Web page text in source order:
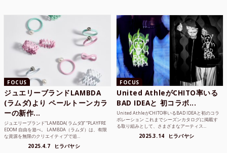
FOCUS
ジュエリーブランドLAMBDA
(ラムダ)より ペールトーンカラ
ーの新作...
ジュエリーブランド“LAMBDA( ラムダ))” “PLAYFRE
EDOM 自由を遊べ。 LAMBDA（ラムダ）は、有限
な資源を無限のクリエイティブで追...
2025.4.7 ヒラバヤシ
FOCUS
United AthleがCHITO率いる
BAD IDEAと 初コラボ...
United AthleがCHITO率いるBAD IDEAと初のコラ
ボレーション これまでシーズンカタログに掲載す
る取り組みとして、さまざまなアーティス...
2025.3.14 ヒラバヤシ